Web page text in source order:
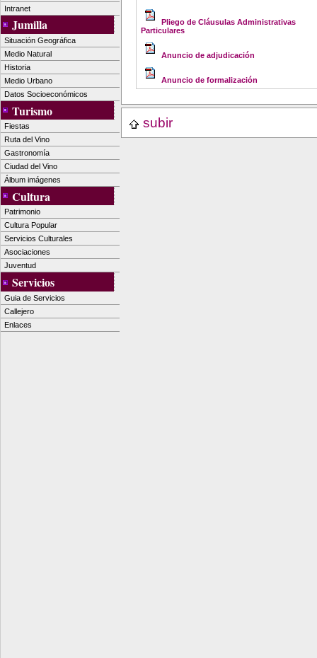
Intranet
Jumilla
Situación Geográfica
Medio Natural
Historia
Medio Urbano
Datos Socioeconómicos
Turismo
Fiestas
Ruta del Vino
Gastronomía
Ciudad del Vino
Álbum imágenes
Cultura
Patrimonio
Cultura Popular
Servicios Culturales
Asociaciones
Juventud
Servicios
Guia de Servicios
Callejero
Enlaces
Pliego de Cláusulas Administrativas
Particulares
Anuncio de adjudicación
Anuncio de formalización
subir